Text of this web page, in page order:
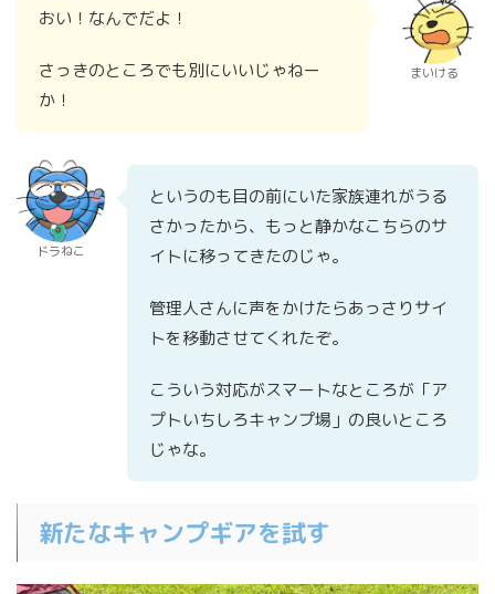
おい！なんでだよ！
さっきのところでも別にいいじゃねー
か！
まいける
ドラねこ
というのも目の前にいた家族連れがうる
さかったから、もっと静かなこちらのサ
イトに移ってきたのじゃ。
管理人さんに声をかけたらあっさりサイ
トを移動させてくれたぞ。
こういう対応がスマートなところが「ア
プトいちしろキャンプ場」の良いところ
じゃな。
新たなキャンプギアを試す